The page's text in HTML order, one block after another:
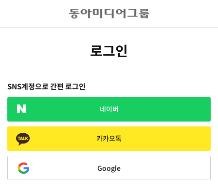
로그인
SNS계정으로 간편 로그인
네이버
카카오톡
Google